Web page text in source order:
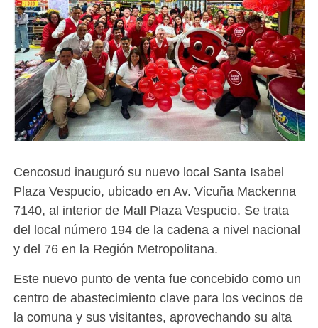
Cencosud inauguró su nuevo local Santa Isabel
Plaza Vespucio, ubicado en Av. Vicuña Mackenna
7140, al interior de Mall Plaza Vespucio. Se trata
del local número 194 de la cadena a nivel nacional
y del 76 en la Región Metropolitana.
Este nuevo punto de venta fue concebido como un
centro de abastecimiento clave para los vecinos de
la comuna y sus visitantes, aprovechando su alta